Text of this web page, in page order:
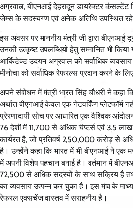
अग्रवाल, बीएनआई देहरादून डायरेक्टर कंसल्टेंट
जेम्स के सदस्यगण एवं अनेक अतिथि उपस्थित
इस अवसर पर माननीय मंत्री जी द्वारा
उनकी उत्कृष्ट उपलब्धियों हेतु सम्मानित भी किया
आर्किटेक्ट उदयन अग्रवाल को सर्वाधिक
मीनोचा को सर्वाधिक रेफरल्स प्रदान करने के
अपने संबोधन में मंत्री भारत सिंह चौधरी ने कहा
अर्थात बीएनआई केवल एक नेटवर्किंग प्लेटफॉर्म
प्रेरणादायी सोच पर आधारित एक वैश्विक
76 देशों में 11,700 से अधिक चैप्टर्स एवं 3.5
कार्यरत है, जो प्रतिवर्ष 2,50,000 करोड़ से
है। उन्होंने कहा कि भारत में भी बीएनआई ने एक
में अपनी विशेष पहचान बनाई है। वर्तमान में
72,500 से अधिक सदस्यों के साथ सक्रिय है
का व्यवसाय उत्पन्न कर चुका है। इस मंच के
रेफरल एक्सचेंज वास्तव में सराहनीय है।